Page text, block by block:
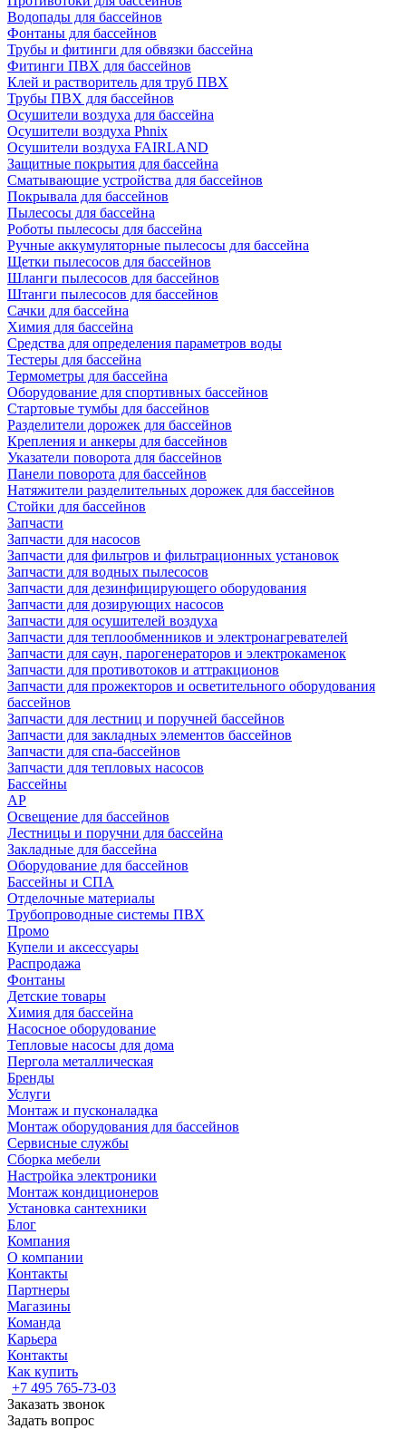
Водопады для бассейнов
Фонтаны для бассейнов
Трубы и фитинги для обвязки бассейна
Фитинги ПВХ для бассейнов
Клей и растворитель для труб ПВХ
Трубы ПВХ для бассейнов
Осушители воздуха для бассейна
Осушители воздуха Phnix
Осушители воздуха FAIRLAND
Защитные покрытия для бассейна
Сматывающие устройства для бассейнов
Покрывала для бассейнов
Пылесосы для бассейна
Роботы пылесосы для бассейна
Ручные аккумуляторные пылесосы для бассейна
Щетки пылесосов для бассейнов
Шланги пылесосов для бассейнов
Штанги пылесосов для бассейнов
Сачки для бассейна
Химия для бассейна
Средства для определения параметров воды
Тестеры для бассейна
Термометры для бассейна
Оборудование для спортивных бассейнов
Стартовые тумбы для бассейнов
Разделители дорожек для бассейнов
Крепления и анкеры для бассейнов
Указатели поворота для бассейнов
Панели поворота для бассейнов
Натяжители разделительных дорожек для бассейнов
Стойки для бассейнов
Запчасти
Запчасти для насосов
Запчасти для фильтров и фильтрационных установок
Запчасти для водных пылесосов
Запчасти для дезинфицирующего оборудования
Запчасти для дозирующих насосов
Запчасти для осушителей воздуха
Запчасти для теплообменников и электронагревателей
Запчасти для саун, парогенераторов и электрокаменок
Запчасти для противотоков и аттракционов
Запчасти для прожекторов и осветительного оборудования
бассейнов
Запчасти для лестниц и поручней бассейнов
Запчасти для закладных элементов бассейнов
Запчасти для спа-бассейнов
Запчасти для тепловых насосов
Бассейны
AP
Освещение для бассейнов
Лестницы и поручни для бассейна
Закладные для бассейна
Оборудование для бассейнов
Бассейны и СПА
Отделочные материалы
Трубопроводные системы ПВХ
Промо
Купели и аксессуары
Распродажа
Фонтаны
Детские товары
Химия для бассейна
Насосное оборудование
Тепловые насосы для дома
Пергола металлическая
Бренды
Услуги
Монтаж и пусконаладка
Монтаж оборудования для бассейнов
Сервисные службы
Сборка мебели
Настройка электроники
Монтаж кондиционеров
Установка сантехники
Блог
Компания
О компании
Контакты
Партнеры
Магазины
Команда
Карьера
Контакты
Как купить
+7 495 765-73-03
Заказать звонок
Задать вопрос